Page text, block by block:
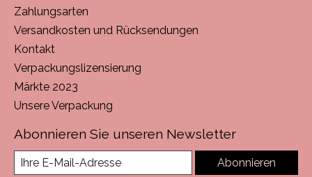
Zahlungsarten
Versandkosten und Rücksendungen
Kontakt
Verpackungslizensierung
Märkte 2023
Unsere Verpackung
Abonnieren Sie unseren Newsletter
Abonnieren